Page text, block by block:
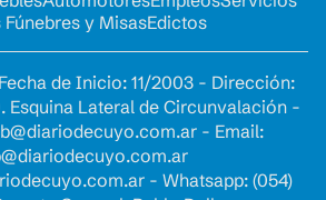
y MisasEdictos
de Inicio: 11/2003 - Dirección:
Esquina Lateral de Circunvalación -
- Email:
- Whatsapp: (054)